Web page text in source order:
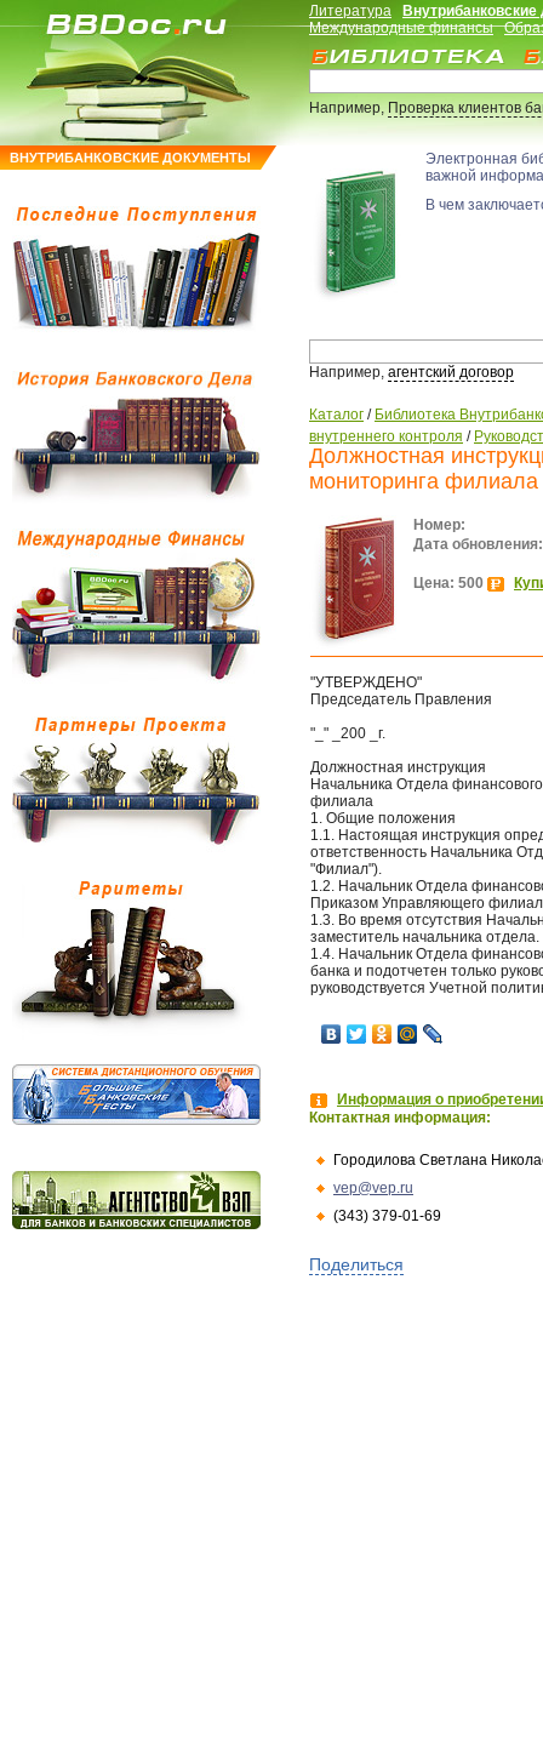
ВНУТРИБАНКОВСКИЕ ДОКУМЕНТЫ
Литература
Международные финансы
Например,Проверка клиентов
Электронная
важной
В чем
Например, агентский договор
Каталог / Библиотека
внутреннего контроля /
Должностная
мониторинга филиала
Номер:
Дата обновления:
Цена: 500
"УТВЕРЖДЕНО"
Председатель Правления
"_" _200 _г.
Должностная инструкция
Начальника Отдела
филиала
1. Общие положения
1.1. Настоящая инструкция
ответственность Начальника
"Филиал").
1.2. Начальник Отдела
Приказом Управляющего
1.3. Во время отсутствия
заместитель начальника отдела.
1.4. Начальник Отдела
банка и подотчетен только
руководствуется Учетной
Информация о
Контактная информация:
Городилова Светлана
vep@vep.ru
(343) 379-01-69
Поделиться